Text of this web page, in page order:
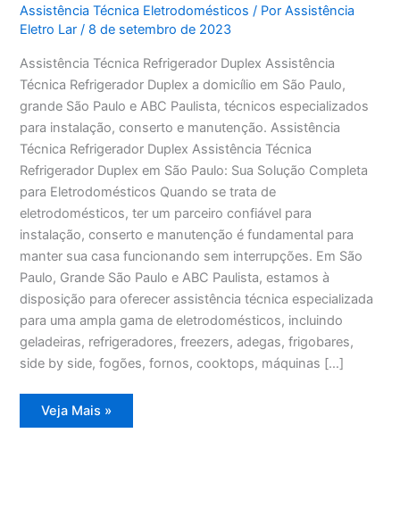
Assistência Técnica Eletrodomésticos / PorAssistência
Eletro Lar/ 8 de setembro de 2023
Assistência Técnica Refrigerador Duplex Assistência
Técnica Refrigerador Duplex a domicílio em São Paulo,
grande São Paulo e ABC Paulista, técnicos especializados
para instalação, conserto e manutenção. Assistência
Técnica Refrigerador Duplex Assistência Técnica
Refrigerador Duplex em São Paulo: Sua Solução Completa
para Eletrodomésticos Quando se trata de
eletrodomésticos, ter um parceiro confiável para
instalação, conserto e manutenção é fundamental para
manter sua casa funcionando sem interrupções. Em São
Paulo, Grande São Paulo e ABC Paulista, estamos à
disposição para oferecer assistência técnica especializada
para uma ampla gama de eletrodomésticos, incluindo
geladeiras, refrigeradores, freezers, adegas, frigobares,
side by side, fogões, fornos, cooktops, máquinas […]
Assistência
Técnica
Veja Mais »